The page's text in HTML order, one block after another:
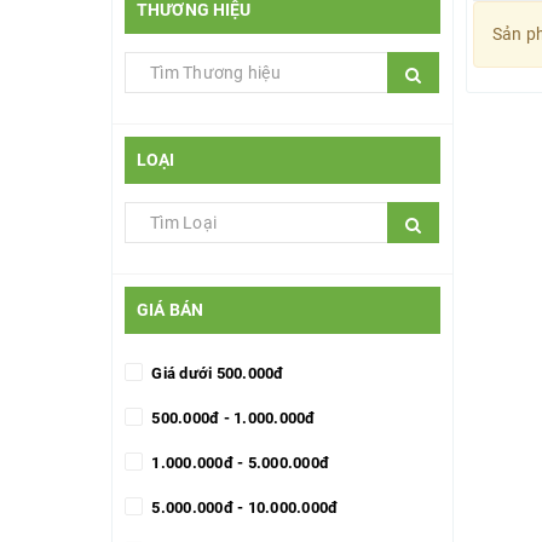
THƯƠNG HIỆU
LOẠI
GIÁ BÁN
Giá dưới 500.000đ
500.000đ - 1.000.000đ
1.000.000đ - 5.000.000đ
5.000.000đ - 10.000.000đ
Sản